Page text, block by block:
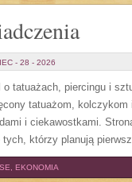
- 28 - 2026
o tatuażach, piercingu i
tatuażom,
i ciekawostkami.
tych, którzy planują
EKONOMIA